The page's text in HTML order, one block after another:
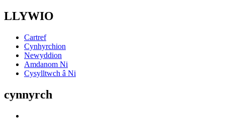
LLYWIO
Cartref
Cynhyrchion
Newyddion
Amdanom Ni
Cysylltwch â Ni
cynnyrch